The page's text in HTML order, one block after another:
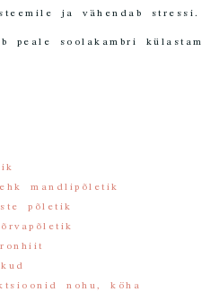
ja vähendab stressi.
peale soolakambri
mandlipõletik
põletik
nohu, köha